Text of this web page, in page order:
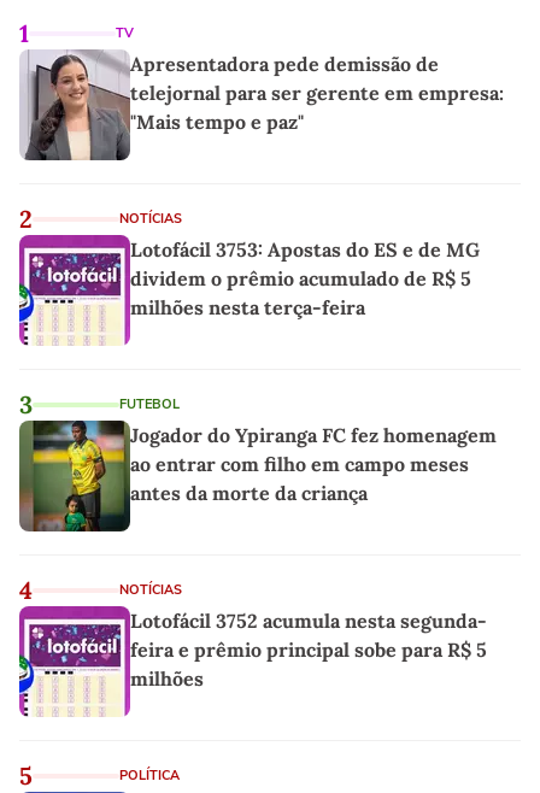
1 TV
Apresentadora pede demissão de
telejornal para ser gerente em empresa:
"Mais tempo e paz"
2 NOTÍCIAS
Lotofácil 3753: Apostas do ES e de MG
dividem o prêmio acumulado de R$ 5
milhões nesta terça-feira
3 FUTEBOL
Jogador do Ypiranga FC fez homenagem
ao entrar com filho em campo meses
antes da morte da criança
4 NOTÍCIAS
Lotofácil 3752 acumula nesta segunda-
feira e prêmio principal sobe para R$ 5
milhões
5 POLÍTICA